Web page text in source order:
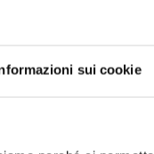
sui cookie
Gestione